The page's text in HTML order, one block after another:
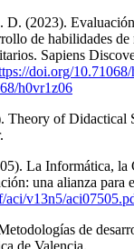
D. (2023).
de habilidades
Sapiens
doi.org/
h0vr1z06
Theory of Didactical
La Informática, la
una alianza para
aci/v13n5/
de
de Valencia.